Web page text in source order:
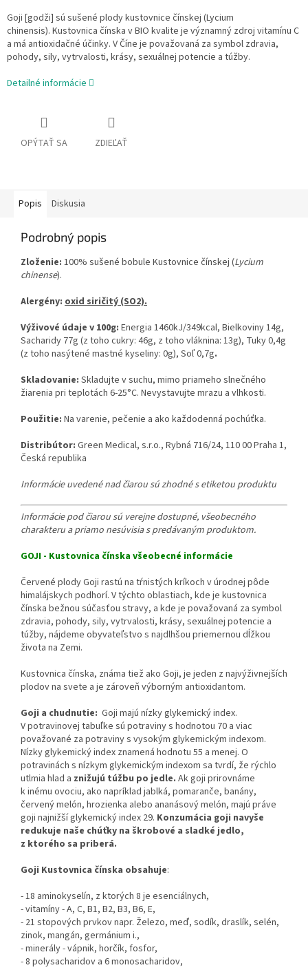
Goji [godži] sú sušené plody kustovnice čínskej (Lycium
chinensis). Kustovnica čínska v BIO kvalite je významný zdroj vitamínu C
a má antioxidačné účinky. V Číne je považovaná za symbol zdravia,
pohody, sily, vytrvalosti, krásy, sexuálnej potencie a túžby.
Detailné informácie
OPÝTAŤ SA ZDIEĽAŤ
Popis Diskusia
Podrobný popis
Zloženie: 100% sušené bobule Kustovnice čínskej (Lycium
chinense).
Alergény: oxid siričitý (SO2).
Výživové údaje v 100g: Energia 1460kJ/349kcal, Bielkoviny 14g,
Sacharidy 77g (z toho cukry: 46g, z toho vláknina: 13g), Tuky 0,4g
(z toho nasýtené mastné kyseliny: 0g), Soľ 0,7g.
Skladovanie: Skladujte v suchu, mimo priameho slnečného
žiarenia pri teplotách 6-25°C. Nevystavujte mrazu a vlhkosti.
Použitie: Na varenie, pečenie a ako každodenná pochúťka.
Distribútor: Green Medical, s.r.o., Rybná 716/24, 110 00 Praha 1,
Česká republika
Informácie uvedené nad čiarou sú zhodné s etiketou produktu
Informácie pod čiarou sú verejne dostupné, všeobecného
charakteru a priamo nesúvisia s predávaným produktom.
GOJI - Kustovnica čínska všeobecné informácie
Červené plody Goji rastú na tŕnistých kríkoch v úrodnej pôde
himalájskych podhorí. V týchto oblastiach, kde je kustovnica
čínska bežnou súčasťou stravy, a kde je považovaná za symbol
zdravia, pohody, sily, vytrvalosti, krásy, sexuálnej potencie a
túžby, nájdeme obyvateľstvo s najdlhšou priemernou dĺžkou
života na Zemi.
Kustovnica čínska, známa tiež ako Goji, je jeden z najvýživnejších
plodov na svete a je zároveň výborným antioxidantom.
Goji a chudnutie: Goji majú nízky glykemický index.
V potravinovej tabuľke sú potraviny s hodnotou 70 a viac
považované za potraviny s vysokým glykemickým indexom.
Nízky glykemický index znamená hodnotu 55 a menej. O
potravinách s nízkym glykemickým indexom sa tvrdí, že rýchlo
utlmia hlad a znižujú túžbu po jedle. Ak goji prirovnáme
k inému ovociu, ako napríklad jablká, pomaranče, banány,
červený melón, hrozienka alebo ananásový melón, majú práve
goji najnižší glykemický index 29. Konzumácia goji navyše
redukuje naše chúťky na škrobové a sladké jedlo,
z ktorého sa priberá.
Goji Kustovnica čínska obsahuje:
- 18 aminokyselín, z ktorých 8 je esenciálnych,
- vitamíny - A, C, B1, B2, B3, B6, E,
- 21 stopových prvkov napr. Železo, meď, sodík, draslík, selén,
zinok, mangán, germánium i.,
- minerály - vápnik, horčík, fosfor,
- 8 polysacharidov a 6 monosacharidov,